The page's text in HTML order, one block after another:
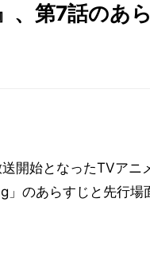
、第7話のあ
開始となったTVアニ
のあらすじと先行場